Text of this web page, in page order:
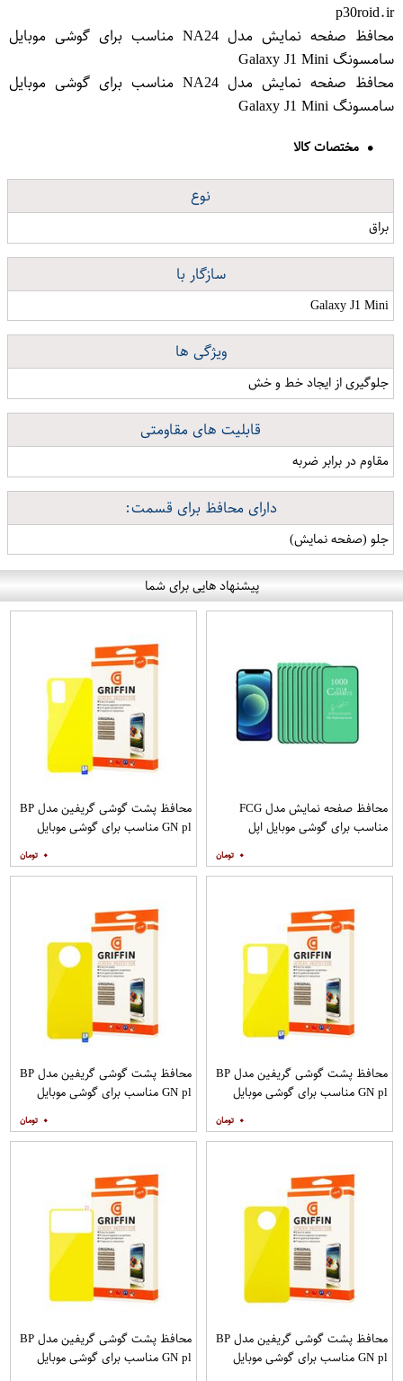
p30roid.ir
محافظ صفحه نمایش مدل NA24 مناسب برای گوشی موبایل
سامسونگ Galaxy J1 Mini
محافظ صفحه نمایش مدل NA24 مناسب برای گوشی موبایل
سامسونگ Galaxy J1 Mini
مختصات کالا
نوع
براق
سازگار با
Galaxy J1 Mini
ویژگی ها
جلوگیری از ایجاد خط و خش
قابلیت های مقاومتی
مقاوم در برابر ضربه
دارای محافظ برای قسمت:
جلو (صفحه نمایش)
پیشنهاد هایی برای شما
محافظ صفحه نمایش مدل FCG
مناسب برای گوشی موبایل اپل
۰
محافظ پشت گوشی گریفین مدل BP
GN pl مناسب برای گوشی موبایل
۰
محافظ پشت گوشی گریفین مدل BP
GN pl مناسب برای گوشی موبایل
۰
محافظ پشت گوشی گریفین مدل BP
GN pl مناسب برای گوشی موبایل
۰
محافظ پشت گوشی گریفین مدل BP
GN pl مناسب برای گوشی موبایل
محافظ پشت گوشی گریفین مدل BP
GN pl مناسب برای گوشی موبایل